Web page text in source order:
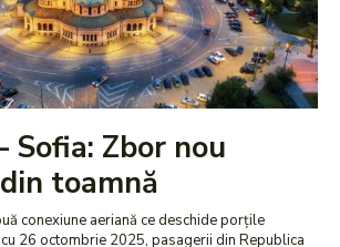
Sofia: Zbor nou
toamnă
conexiune aeriană ce deschide porțile
26 octombrie 2025, pasagerii din Republica